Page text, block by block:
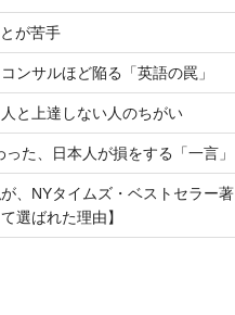
が苦手
ンサルほど陥る「英語の罠」
と上達しない人のちがい
た、日本人が損をする「一言」
、NYタイムズ・ベストセラー著
選ばれた理由】